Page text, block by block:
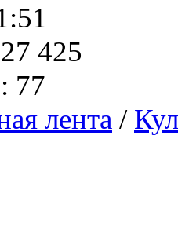
425
77
лента /